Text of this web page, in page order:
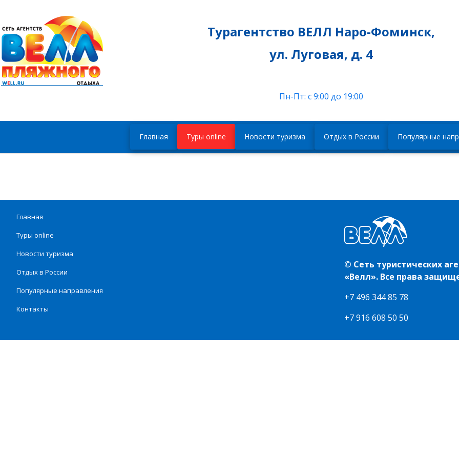
Турагентство ВЕЛЛ Наро-Фоминск,
ул. Луговая, д. 4
Пн-Пт: c 9:00 до 19:00
Главная Туры online Новости туризма Отдых в России Популярные
Главная
Туры online
Новости туризма
Отдых в России
Популярные направления
Контакты
© Сеть туристических
«Велл». Все права
+7 496 344 85 78
+7 916 608 50 50